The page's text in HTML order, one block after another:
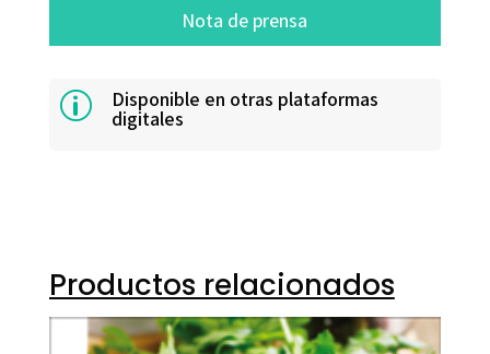
Nota de prensa
p Disponible en otras plataformas
digitales
Productos relacionados